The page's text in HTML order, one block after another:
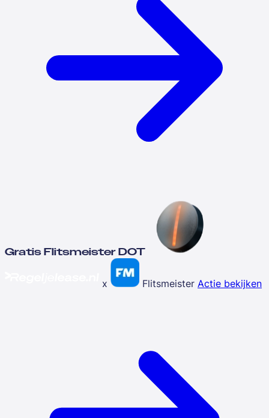
Gratis Flitsmeister DOT
x Flitsmeister Actie bekijken